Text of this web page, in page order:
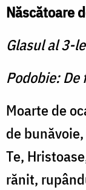
Născătoare
Glasul al 3-
Podobie:
Moarte de
de
Te,
rănit,